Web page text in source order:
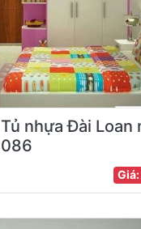
Tủ nhựa Đài Loan
086